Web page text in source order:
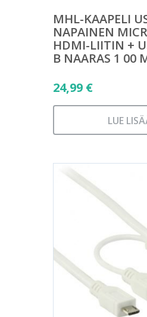
MHL-KAAPELI
NAPAINEN
HDMI-LIITIN +
B NAARAS 1 00
24,99 €
LUE